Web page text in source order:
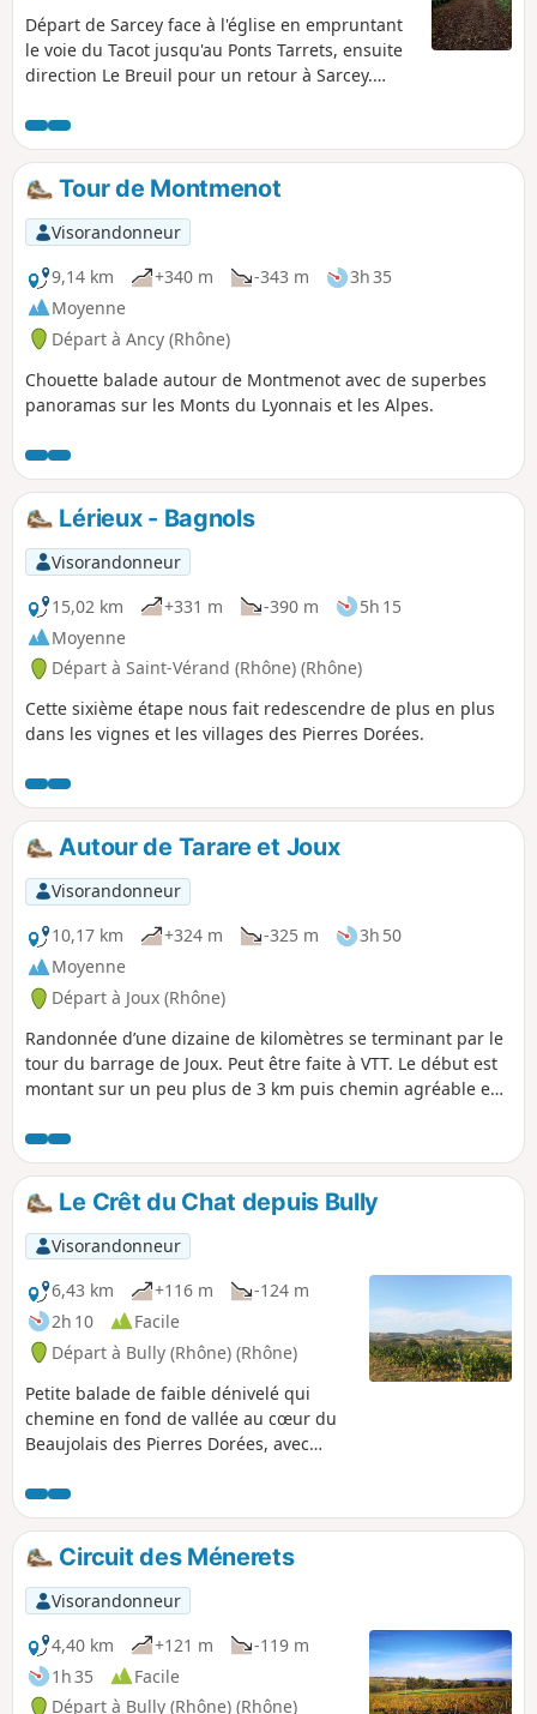
Départ de Sarcey face à l'église en empruntant
le voie du Tacot jusqu'au Ponts Tarrets, ensuite
direction Le Breuil pour un retour à Sarcey.
Tour de Montmenot
Visorandonneur
9,14 km
+340 m -343 m
3h 35
Moyenne
Départ à Ancy (Rhône)
Chouette balade autour de Montmenot avec de superbes
panoramas sur les Monts du Lyonnais et les Alpes.
Lérieux - Bagnols
Visorandonneur
15,02 km
+331 m -390 m
5h 15
Moyenne
Départ à Saint-Vérand (Rhône) (Rhône)
Cette sixième étape nous fait redescendre de plus en plus
dans les vignes et les villages des Pierres Dorées.
Autour de Tarare et Joux
Visorandonneur
10,17 km
+324 m -325 m
3h 50
Moyenne
Départ à Joux (Rhône)
Randonnée d’une dizaine de kilomètres se terminant par le
tour du barrage de Joux. Peut être faite à VTT. Le début est
montant sur un peu plus de 3 km puis chemin agréable en
Le Crêt du Chat depuis Bully
Visorandonneur
6,43 km
+116 m
-124 m
2h 10
Facile
Départ à Bully (Rhône) (Rhône)
Petite balade de faible dénivelé qui
chemine en fond de vallée au cœur du
Beaujolais des Pierres Dorées, avec
et sur les monts Popey et d'Arjoux.
Circuit des Ménerets
Visorandonneur
4,40 km
+121 m
-119 m
1h 35
Facile
Départ à Bully (Rhône) (Rhône)